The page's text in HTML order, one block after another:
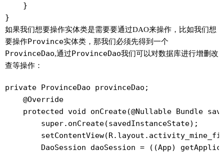
    }
}
如果我们想要操作实体类是需要要通过DAO来操作，比如我们想
要操作Province实体类，那我们必须先得到一个
ProvinceDao,通过ProvinceDao我们可以对数据库进行增删改
查等操作：
private ProvinceDao provinceDao;
    @Override
protected void onCreate(@Nullable Bundle
        super.onCreate(savedInstanceState);
DaoSession daoSession = ((App)